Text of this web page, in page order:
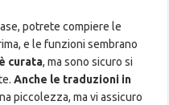
potrete compiere le
e le funzioni sembrano
curata, ma sono sicuro si
Anche le traduzioni in
piccolezza, ma vi assicuro